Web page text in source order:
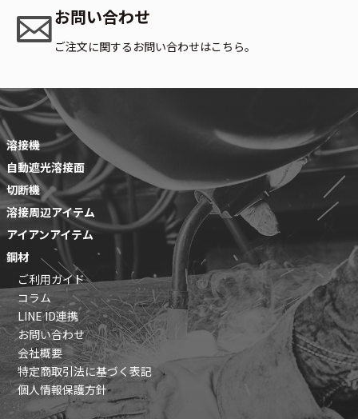
お問い合わせ
ご注文に関するお問い合わせはこちら。
溶接機
自動遮光溶接面
切断機
溶接周辺アイテム
アイアンアイテム
鋼材
ご利用ガイド
コラム
LINE ID連携
お問い合わせ
会社概要
特定商取引法に基づく表記
個人情報保護方針